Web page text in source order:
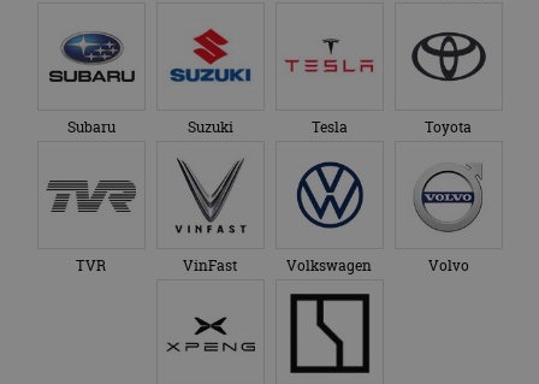
Subaru Suzuki Tesla Toyota
TVR VinFast Volkswagen Volvo